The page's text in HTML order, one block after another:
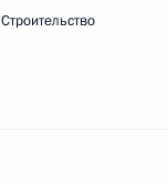
Строительство